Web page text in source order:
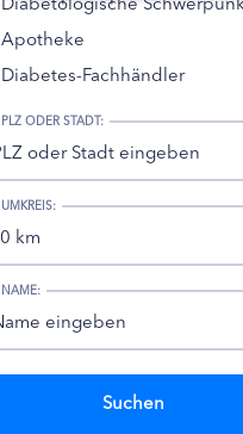
Apotheke
Diabetes-Fachhändler
PLZ ODER STADT:
UMKREIS:
NAME: